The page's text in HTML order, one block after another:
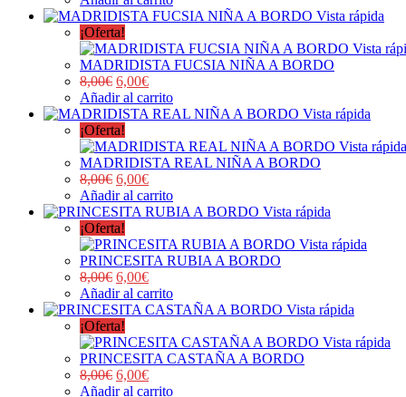
Vista rápida
¡Oferta!
Vista
MADRIDISTA FUCSIA NIÑA A BORDO
8,00€ 6,00€
Añadir al carrito
Vista rápida
¡Oferta!
Vista rápida
MADRIDISTA REAL NIÑA A BORDO
8,00€ 6,00€
Añadir al carrito
Vista rápida
¡Oferta!
Vista rápida
PRINCESITA RUBIA A BORDO
8,00€ 6,00€
Añadir al carrito
Vista rápida
¡Oferta!
Vista rápida
PRINCESITA CASTAÑA A BORDO
8,00€ 6,00€
Añadir al carrito